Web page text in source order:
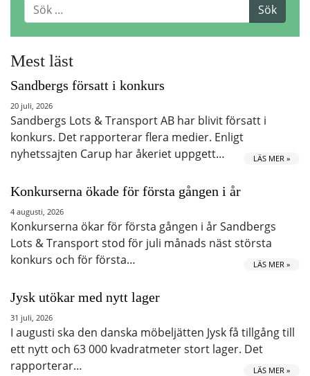
Mest läst
Sandbergs försatt i konkurs
20 juli, 2026
Sandbergs Lots & Transport AB har blivit försatt i
konkurs. Det rapporterar flera medier. Enligt
nyhetssajten Carup har åkeriet uppgett…
LÄS MER »
Konkurserna ökade för första gången i år
4 augusti, 2026
Konkurserna ökar för första gången i år Sandbergs
Lots & Transport stod för juli månads näst största
konkurs och för första…
LÄS MER »
Jysk utökar med nytt lager
31 juli, 2026
I augusti ska den danska möbeljätten Jysk få tillgång till
ett nytt och 63 000 kvadratmeter stort lager. Det
rapporterar…
LÄS MER »